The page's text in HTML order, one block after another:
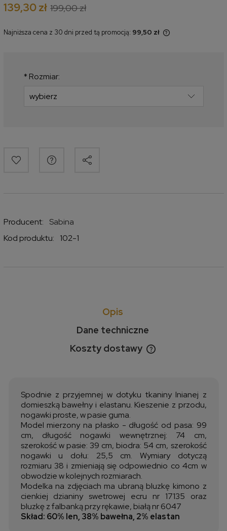
139,30 zł 199,00 zł
Najniższa cena z 30 dni przed tą promocją: 99,50 zł
* Rozmiar:
Producent:
Sabina
Kod produktu:
102-1
Opis
Dane techniczne
Koszty dostawy
Cena nie zawiera ewentualnych kosztów płatności
Spodnie z przyjemnej w dotyku tkaniny lnianej z
domieszką bawełny i elastanu. Kieszenie z przodu,
nogawki proste, w pasie guma.
Model mierzony na płasko - długość od pasa: 99
cm, długość nogawki wewnętrznej: 74 cm,
szerokość w pasie: 39 cm, biodra: 54 cm, szerokość
nogawki u dołu: 25,5 cm. Wymiary dotyczą
rozmiaru 38 i zmieniają się odpowiednio co 4cm w
obwodzie w kolejnych rozmiarach.
Modelka na zdjęciach ma ubraną bluzkę kimono z
cienkiej dzianiny swetrowej ecru nr 17135 oraz
bluzkę z falbanką przy rękawie, białą nr 6047
Skład: 60% len, 38% bawełna, 2% elastan